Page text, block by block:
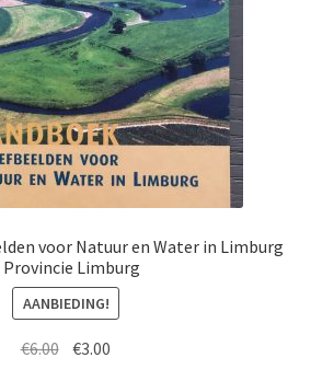
voor Natuur en Water in Limburg
Provincie Limburg
AANBIEDING!
€6.00 Oorspronkelijke
€3.00